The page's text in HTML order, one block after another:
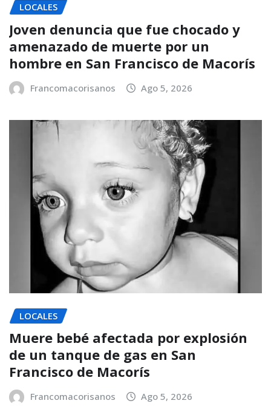
LOCALES
Joven denuncia que fue chocado y
amenazado de muerte por un
hombre en San Francisco de Macorís
Francomacorisanos Ago 5, 2026
LOCALES
Muere bebé afectada por explosión
de un tanque de gas en San
Francisco de Macorís
Francomacorisanos Ago 5, 2026